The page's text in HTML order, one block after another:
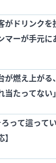
がドリンク
マーが手元
が燃え上が
たってない
って這って